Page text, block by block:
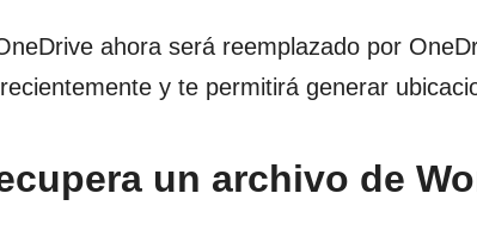
ahora será reemplazado por
y te permitirá generar
un archivo de